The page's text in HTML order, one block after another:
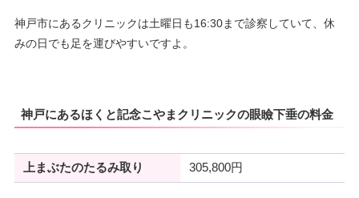
神戸市にあるクリニックは土曜日も16:30まで診察していて、休
みの日でも足を運びやすいですよ。
神戸にあるほくと記念こやまクリニックの眼瞼下垂の料金
上まぶたのたるみ取り 305,800円